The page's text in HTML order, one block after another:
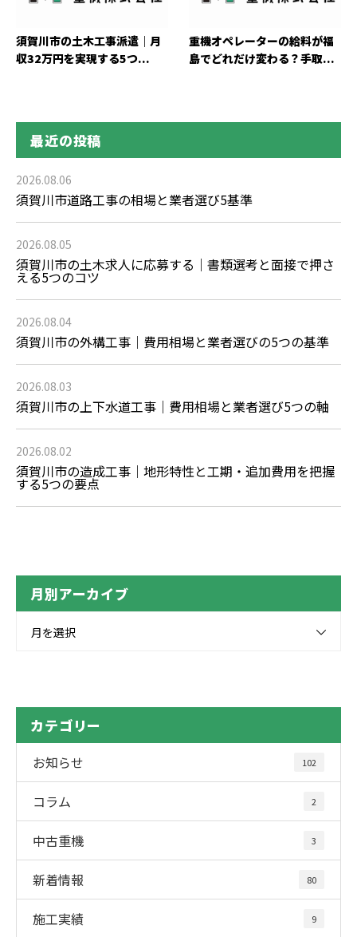
須賀川市の土木工事派遣｜月
収32万円を実現する5つ...
重機オペレーターの給料が福
島でどれだけ変わる？手取...
最近の投稿
2026.08.06
須賀川市道路工事の相場と業者選び5基準
2026.08.05
須賀川市の土木求人に応募する｜書類選考と面接で押さ
える5つのコツ
2026.08.04
須賀川市の外構工事｜費用相場と業者選びの5つの基準
2026.08.03
須賀川市の上下水道工事｜費用相場と業者選び5つの軸
2026.08.02
須賀川市の造成工事｜地形特性と工期・追加費用を把握
する5つの要点
月別アーカイブ
月を選択
カテゴリー
お知らせ 102
コラム 2
中古重機 3
新着情報 80
施工実績 9